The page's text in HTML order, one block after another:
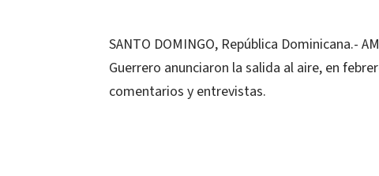
SANTO DOMINGO, República Dominicana.-
Guerrero anunciaron la salida al aire, en
comentarios y entrevistas.